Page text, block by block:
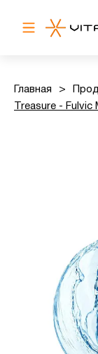
Главная >
Treasure -